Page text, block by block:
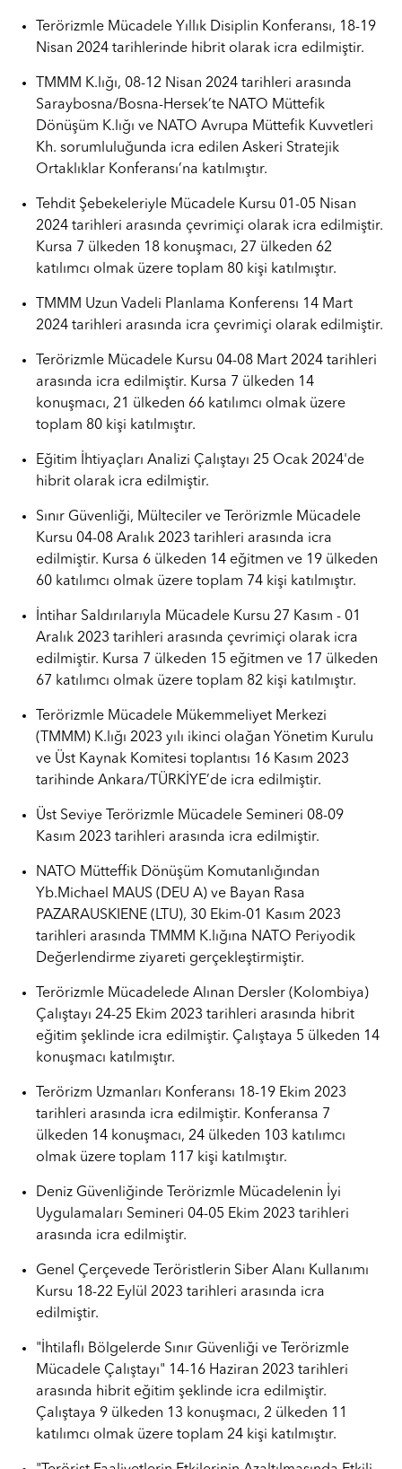
Terörizmle Mücadele Yıllık Disiplin Konferansı, 18-19
Nisan 2024 tarihlerinde hibrit olarak icra edilmiştir.
TMMM K.lığı, 08-12 Nisan 2024 tarihleri arasında
Saraybosna/Bosna-Hersek’te NATO Müttefik
Dönüşüm K.lığı ve NATO Avrupa Müttefik Kuvvetleri
Kh. sorumluluğunda icra edilen Askeri Stratejik
Ortaklıklar Konferansı’na katılmıştır.
Tehdit Şebekeleriyle Mücadele Kursu 01-05 Nisan
2024 tarihleri arasında çevrimiçi olarak icra edilmiştir.
Kursa 7 ülkeden 18 konuşmacı, 27 ülkeden 62
katılımcı olmak üzere toplam 80 kişi katılmıştır.
TMMM Uzun Vadeli Planlama Konferensı 14 Mart
2024 tarihleri arasında icra çevrimiçi olarak edilmiştir.
Terörizmle Mücadele Kursu 04-08 Mart 2024 tarihleri
arasında icra edilmiştir. Kursa 7 ülkeden 14
konuşmacı, 21 ülkeden 66 katılımcı olmak üzere
toplam 80 kişi katılmıştır.
Eğitim İhtiyaçları Analizi Çalıştayı 25 Ocak 2024'de
hibrit olarak icra edilmiştir.
Sınır Güvenliği, Mülteciler ve Terörizmle Mücadele
Kursu 04-08 Aralık 2023 tarihleri arasında icra
edilmiştir. Kursa 6 ülkeden 14 eğitmen ve 19 ülkeden
60 katılımcı olmak üzere toplam 74 kişi katılmıştır.
İntihar Saldırılarıyla Mücadele Kursu 27 Kasım - 01
Aralık 2023 tarihleri arasında çevrimiçi olarak icra
edilmiştir. Kursa 7 ülkeden 15 eğitmen ve 17 ülkeden
67 katılımcı olmak üzere toplam 82 kişi katılmıştır.
Terörizmle Mücadele Mükemmeliyet Merkezi
(TMMM) K.lığı 2023 yılı ikinci olağan Yönetim Kurulu
ve Üst Kaynak Komitesi toplantısı 16 Kasım 2023
tarihinde Ankara/TÜRKİYE’de icra edilmiştir.
Üst Seviye Terörizmle Mücadele Semineri 08-09
Kasım 2023 tarihleri arasında icra edilmiştir.
NATO Mütteffik Dönüşüm Komutanlığından
Yb.Michael MAUS (DEU A) ve Bayan Rasa
PAZARAUSKIENE (LTU), 30 Ekim-01 Kasım 2023
tarihleri arasında TMMM K.lığına NATO Periyodik
Değerlendirme ziyareti gerçekleştirmiştir.
Terörizmle Mücadelede Alınan Dersler (Kolombiya)
Çalıştayı 24-25 Ekim 2023 tarihleri arasında hibrit
eğitim şeklinde icra edilmiştir. Çalıştaya 5 ülkeden 14
konuşmacı katılmıştır.
Terörizm Uzmanları Konferansı 18-19 Ekim 2023
tarihleri arasında icra edilmiştir. Konferansa 7
ülkeden 14 konuşmacı, 24 ülkeden 103 katılımcı
olmak üzere toplam 117 kişi katılmıştır.
Deniz Güvenliğinde Terörizmle Mücadelenin İyi
Uygulamaları Semineri 04-05 Ekim 2023 tarihleri
arasında icra edilmiştir.
Genel Çerçevede Teröristlerin Siber Alanı Kullanımı
Kursu 18-22 Eylül 2023 tarihleri arasında icra
edilmiştir.
"İhtilaflı Bölgelerde Sınır Güvenliği ve Terörizmle
Mücadele Çalıştayı" 14-16 Haziran 2023 tarihleri
arasında hibrit eğitim şeklinde icra edilmiştir.
Çalıştaya 9 ülkeden 13 konuşmacı, 2 ülkeden 11
katılımcı olmak üzere toplam 24 kişi katılmıştır.